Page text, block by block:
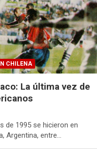
CHILENA
La última vez de
de 1995 se hicieron en
Argentina, entre…